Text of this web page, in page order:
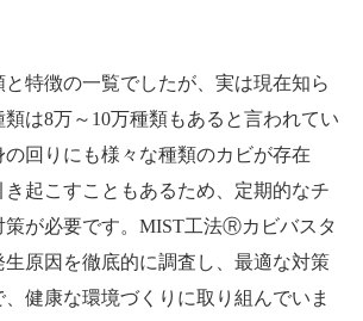
と特徴の一覧でしたが、実は現在知ら
は8万～10万種類もあると言われてい
の回りにも様々な種類のカビが存在
き起こすこともあるため、定期的なチ
策が必要です。MIST工法Ⓡカビバスタ
生原因を徹底的に調査し、最適な対策
健康な環境づくりに取り組んでいま